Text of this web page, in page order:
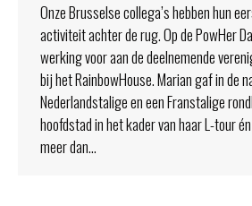
Onze Brusselse collega’s hebben hun
activiteit achter de rug. Op de PowHer
werking voor aan de deelnemende
bij het RainbowHouse. Marian gaf in de
Nederlandstalige en een Franstalige
hoofdstad in het kader van haar L-tour
meer dan…